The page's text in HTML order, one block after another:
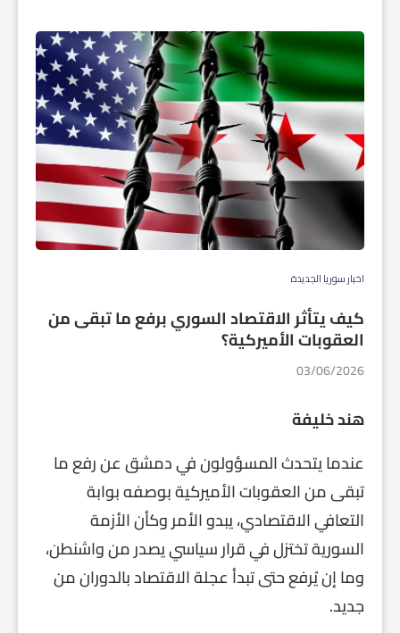
اخبار سوريا الجديدة
كيف يتأثر الاقتصاد السوري برفع ما تبقى من
العقوبات الأميركية؟
03/06/2026
هند خليفة
عندما يتحدث المسؤولون في دمشق عن رفع ما
تبقى من العقوبات الأميركية بوصفه بوابة
التعافي الاقتصادي، يبدو الأمر وكأن الأزمة
السورية تختزل في قرار سياسي يصدر من واشنطن،
وما إن يُرفع حتى تبدأ عجلة الاقتصاد بالدوران من
جديد.